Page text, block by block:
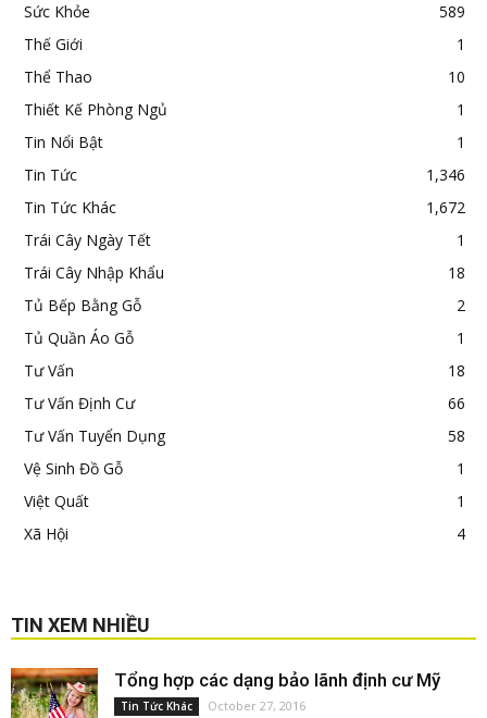
Sức Khỏe
589
Thế Giới
1
Thể Thao
10
Thiết Kế Phòng Ngủ
1
Tin Nổi Bật
1
Tin Tức
1,346
Tin Tức Khác
1,672
Trái Cây Ngày Tết
1
Trái Cây Nhập Khẩu
18
Tủ Bếp Bằng Gỗ
2
Tủ Quần Áo Gỗ
1
Tư Vấn
18
Tư Vấn Định Cư
66
Tư Vấn Tuyển Dụng
58
Vệ Sinh Đồ Gỗ
1
Việt Quất
1
Xã Hội
4
TIN XEM NHIỀU
Tổng hợp các dạng bảo lãnh định cư Mỹ
Tin Tức Khác October 27, 2016